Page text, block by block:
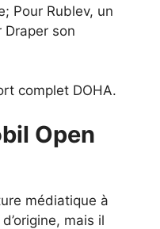
Pour Rublev, un
Draper son
complet DOHA.
Open
médiatique à
mais il